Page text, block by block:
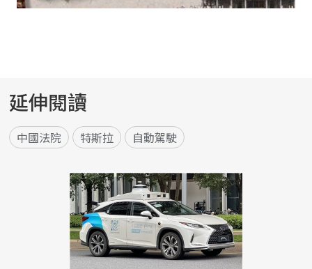
延伸閱讀
中國法院 特斯拉 自動駕駛